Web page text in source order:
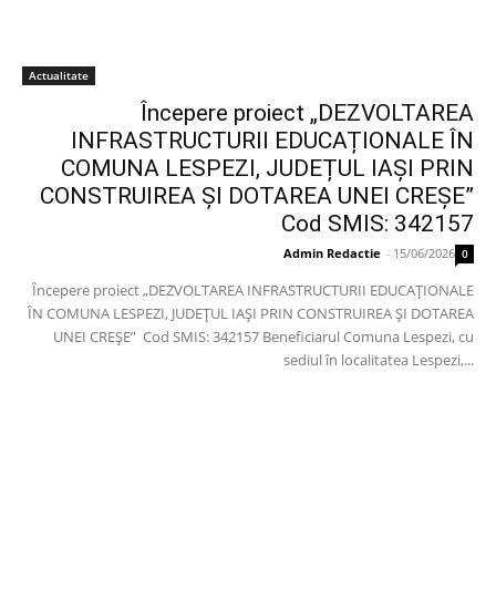
Actualitate
Începere proiect „DEZVOLTAREA
INFRASTRUCTURII EDUCAȚIONALE ÎN
COMUNA LESPEZI, JUDEȚUL IAȘI PRIN
CONSTRUIREA ȘI DOTAREA UNEI CREȘE”
Cod SMIS: 342157
Admin Redactie - 15/06/2026 0
Începere proiect „DEZVOLTAREA INFRASTRUCTURII EDUCAȚIONALE
ÎN COMUNA LESPEZI, JUDEȚUL IAȘI PRIN CONSTRUIREA ȘI DOTAREA
UNEI CREȘE” Cod SMIS: 342157 Beneficiarul Comuna Lespezi, cu
sediul în localitatea Lespezi,...